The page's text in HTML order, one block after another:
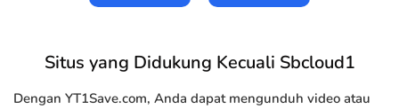
Situs yang Didukung Kecuali Sbcloud1
Dengan YT1Save.com, Anda dapat mengunduh video atau